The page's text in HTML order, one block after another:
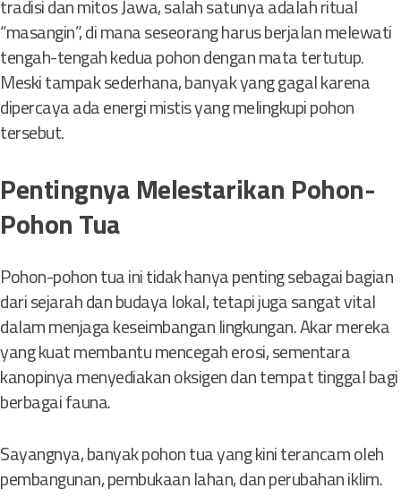
tradisi dan mitos Jawa, salah satunya adalah ritual
“masangin”, di mana seseorang harus berjalan melewati
tengah-tengah kedua pohon dengan mata tertutup.
Meski tampak sederhana, banyak yang gagal karena
dipercaya ada energi mistis yang melingkupi pohon
tersebut.
Pentingnya Melestarikan Pohon-
Pohon Tua
Pohon-pohon tua ini tidak hanya penting sebagai bagian
dari sejarah dan budaya lokal, tetapi juga sangat vital
dalam menjaga keseimbangan lingkungan. Akar mereka
yang kuat membantu mencegah erosi, sementara
kanopinya menyediakan oksigen dan tempat tinggal bagi
berbagai fauna.
Sayangnya, banyak pohon tua yang kini terancam oleh
pembangunan, pembukaan lahan, dan perubahan iklim.